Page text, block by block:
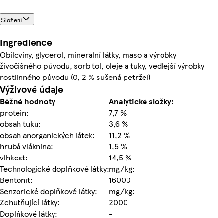
Složení
Ingredience
Obiloviny, glycerol, minerální látky, maso a výrobky
živočišného původu, sorbitol, oleje a tuky, vedlejší výrobky
rostlinného původu (0, 2 % sušená petržel)
Výživové údaje
Běžné hodnoty
Analytické složky:
protein:
7,7 %
obsah tuku:
3,6 %
obsah anorganických látek:
11,2 %
hrubá vláknina:
1,5 %
vlhkost:
14,5 %
Technologické doplňkové látky:mg/kg:
Bentonit:
16000
Senzorické doplňkové látky:
mg/kg:
Zchutňující látky:
2000
Doplňkové látky:
-